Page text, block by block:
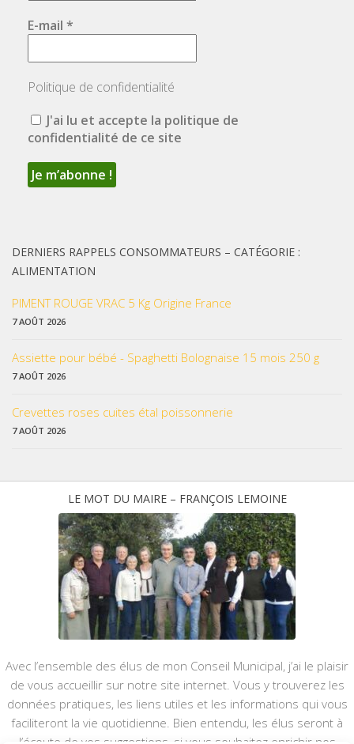
E-mail *
Politique de confidentialité
J'ai lu et accepte la politique de
confidentialité de ce site
DERNIERS RAPPELS CONSOMMATEURS – CATÉGORIE :
ALIMENTATION
PIMENT ROUGE VRAC 5 Kg Origine France
7 AOÛT 2026
Assiette pour bébé - Spaghetti Bolognaise 15 mois 250 g
7 AOÛT 2026
Crevettes roses cuites étal poissonnerie
7 AOÛT 2026
LE MOT DU MAIRE – FRANÇOIS LEMOINE
Avec l’ensemble des élus de mon Conseil Municipal, j’ai le plaisir
de vous accueillir sur notre site internet. Vous y trouverez les
données pratiques, les liens utiles et les informations qui vous
faciliteront la vie quotidienne. Bien entendu, les élus seront à